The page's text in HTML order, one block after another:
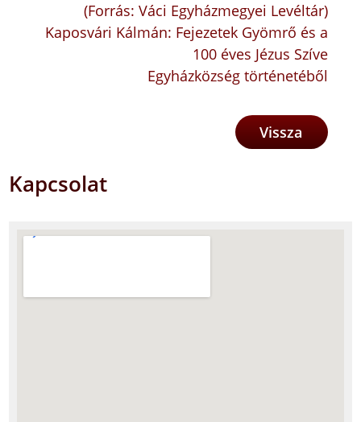
(Forrás: Váci Egyházmegyei Levéltár)
Kaposvári Kálmán: Fejezetek Gyömrő és a
100 éves Jézus Szíve
Egyházközség történetéből
Vissza
Kapcsolat